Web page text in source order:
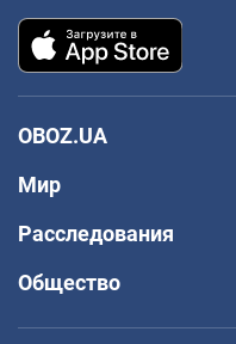
OBOZ.UA
Мир
Расследования
Общество